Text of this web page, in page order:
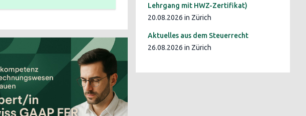
Lehrgang mit HWZ-Zertifikat)
20.08.2026 in Zürich
Aktuelles aus dem Steuerrecht
26.08.2026 in Zürich